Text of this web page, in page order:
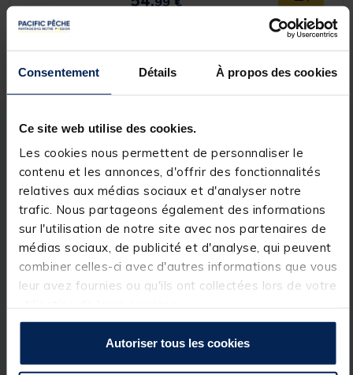
Consentement Détails À propos des cookies
Ce site web utilise des cookies.
Les cookies nous permettent de personnaliser le
contenu et les annonces, d'offrir des fonctionnalités
relatives aux médias sociaux et d'analyser notre
trafic. Nous partageons également des informations
sur l'utilisation de notre site avec nos partenaires de
médias sociaux, de publicité et d'analyse, qui peuvent
combiner celles-ci avec d'autres informations que vous
leur avez fournies ou qu'ils ont collectées lors de votre
Autoriser tous les cookies
Description Spécifications
Description & détails
Description
LeSPECIMEN NET 600est une épuisette robuste et
spacieuse, conçue pour les pêcheurs exigeants qui
recherchent fiabilité et efficacité lors de la capture de
gros poissons. Doté d’un filet résistant en mailles
réduisant ainsi le stress et les risques de blessures.
Sa forme large et profonde permet de manipuler
aisément des spécimens de grande taille, tout en